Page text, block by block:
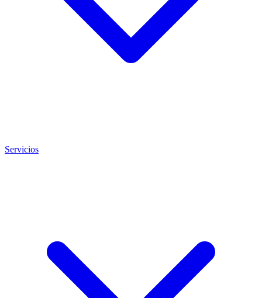
Servicios